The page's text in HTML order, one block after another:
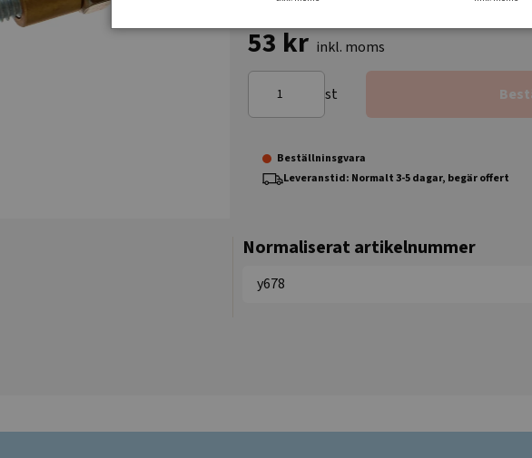
53 kr inkl. moms
st
Beställninsgvara
Leveranstid: Normalt 3-5 dagar, begär offert
Normaliserat artikelnummer
y678